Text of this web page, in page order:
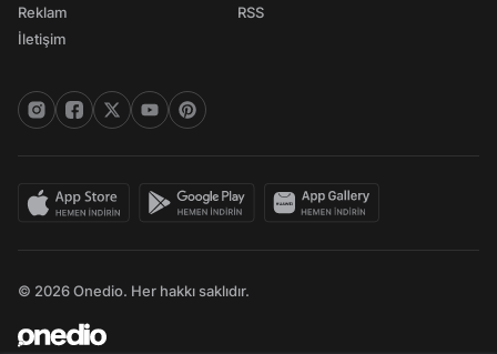
Reklam
İletişim
RSS
© 2026 Onedio. Her hakkı saklıdır.